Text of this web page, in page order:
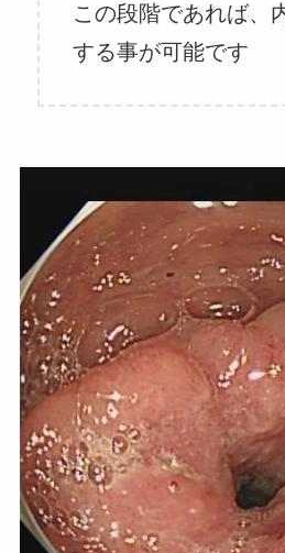
この段階であれば、
する事が可能です